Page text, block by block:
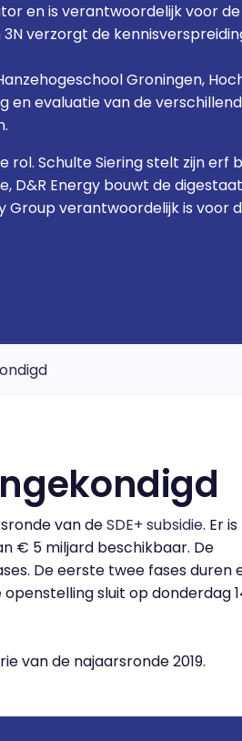
en is verantwoordelijk voor
verzorgt de
Groningen,
en evaluatie van de
Schulte Siering stelt zijn
D&R Energy bouwt de
Group verantwoordelijk is
van deSDE+ subsidie. Er
€ 5 miljard beschikbaar. De
De eerste twee fases duren
sluit op donderdag
van de najaarsronde 2019.